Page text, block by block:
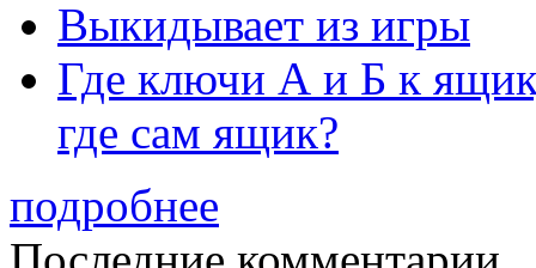
Выкидывает из игры
Где ключи А и Б к
где сам ящик?
подробнее